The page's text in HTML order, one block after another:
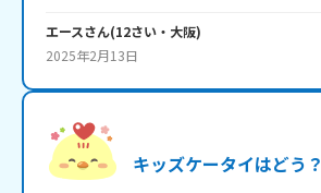
エースさん(12さい・ 大阪)
2025年2月13日
キッズケータイはどう？